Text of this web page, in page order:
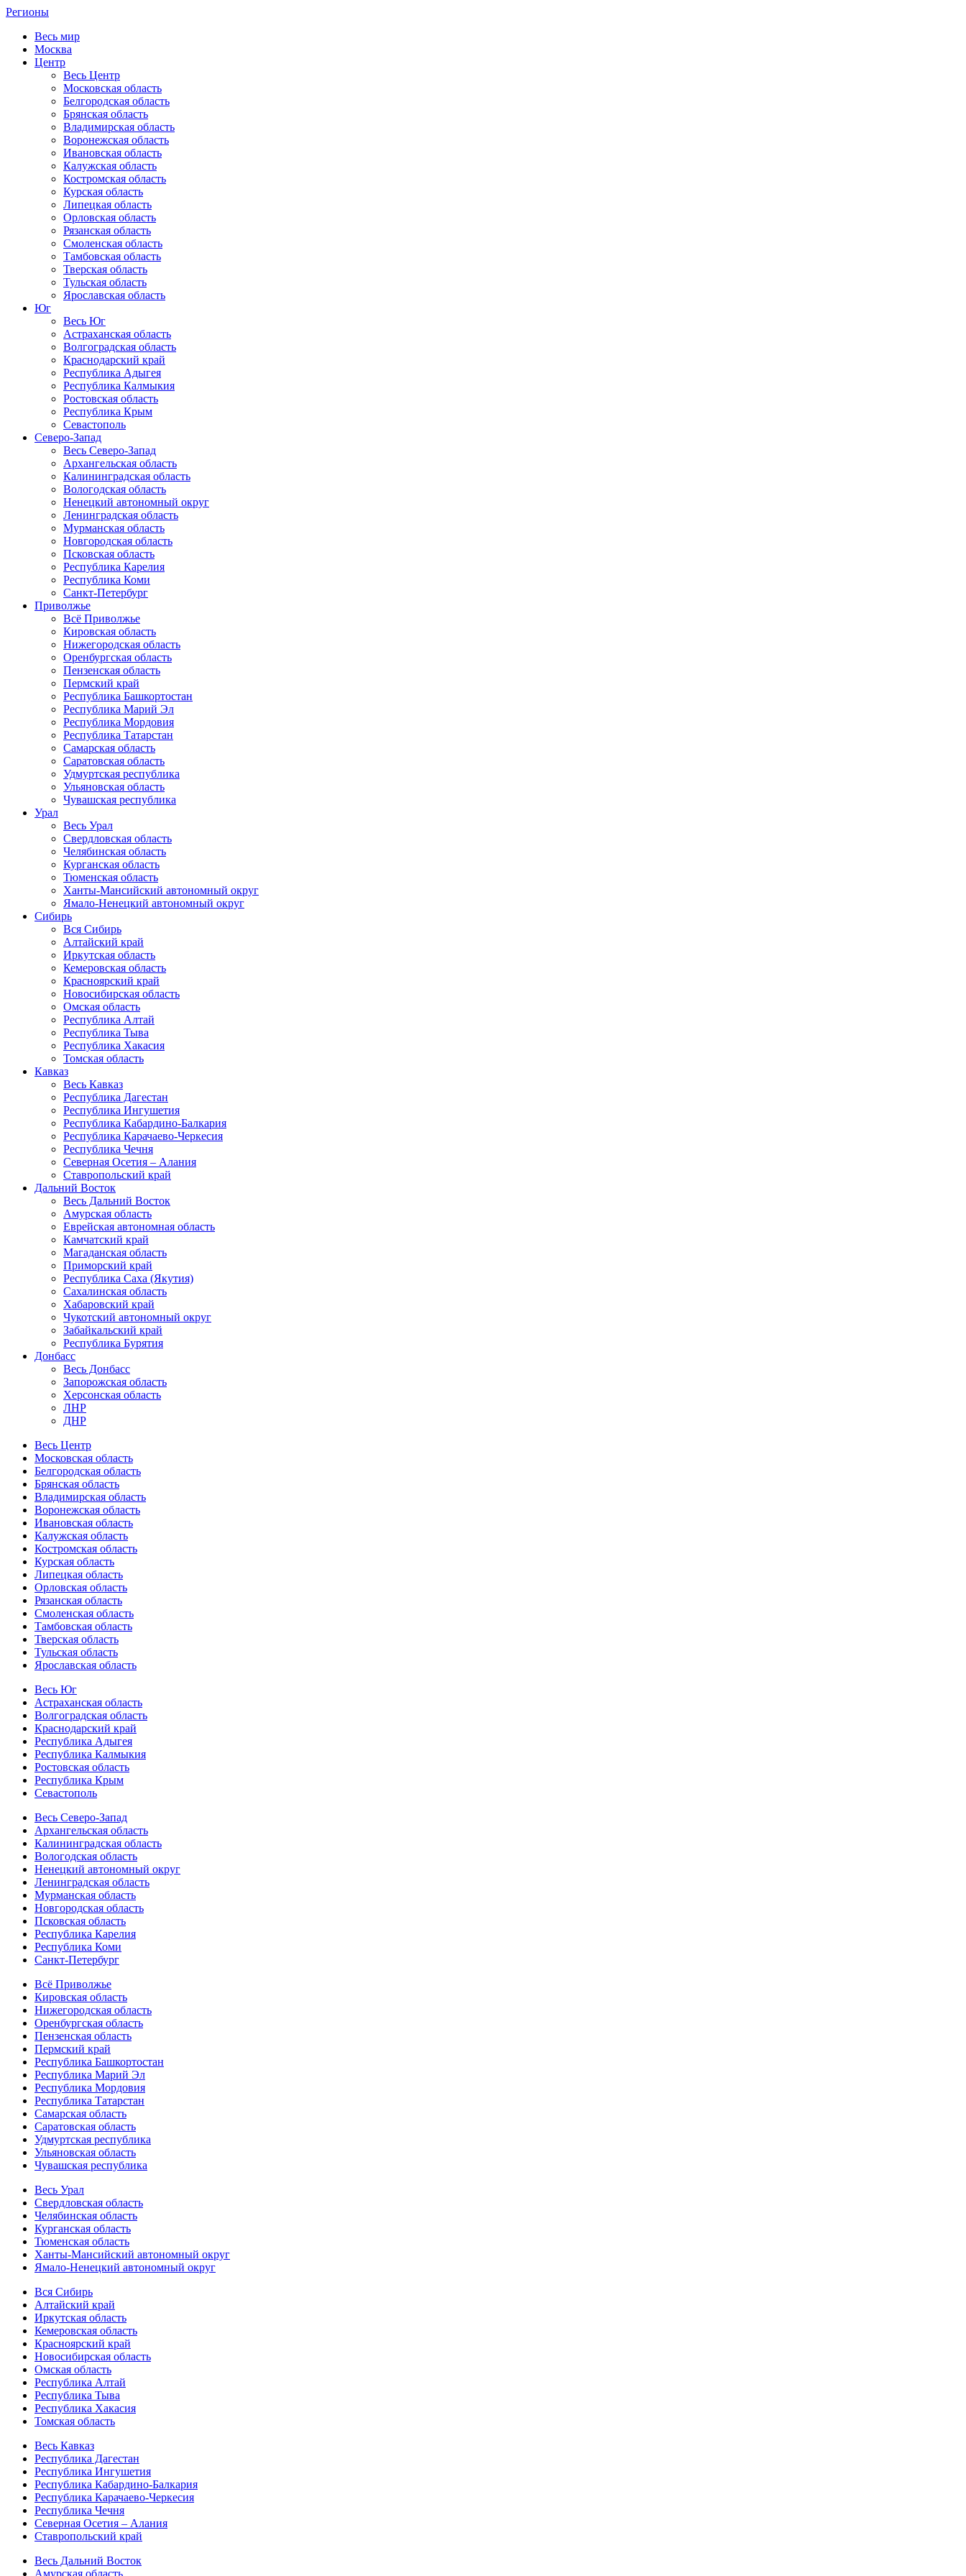
Регионы
Весь мир
Москва
Центр
Весь Центр
Московская область
Белгородская область
Брянская область
Владимирская область
Воронежская область
Ивановская область
Калужская область
Костромская область
Курская область
Липецкая область
Орловская область
Рязанская область
Смоленская область
Тамбовская область
Тверская область
Тульская область
Ярославская область
Юг
Весь Юг
Астраханская область
Волгоградская область
Краснодарский край
Республика Адыгея
Республика Калмыкия
Ростовская область
Республика Крым
Севастополь
Северо-Запад
Весь Северо-Запад
Архангельская область
Калининградская область
Вологодская область
Ненецкий автономный округ
Ленинградская область
Мурманская область
Новгородская область
Псковская область
Республика Карелия
Республика Коми
Санкт-Петербург
Приволжье
Всё Приволжье
Кировская область
Нижегородская область
Оренбургская область
Пензенская область
Пермский край
Республика Башкортостан
Республика Марий Эл
Республика Мордовия
Республика Татарстан
Самарская область
Саратовская область
Удмуртская республика
Ульяновская область
Чувашская республика
Урал
Весь Урал
Свердловская область
Челябинская область
Курганская область
Тюменская область
Ханты-Мансийский автономный округ
Ямало-Ненецкий автономный округ
Сибирь
Вся Сибирь
Алтайский край
Иркутская область
Кемеровская область
Красноярский край
Новосибирская область
Омская область
Республика Алтай
Республика Тыва
Республика Хакасия
Томская область
Кавказ
Весь Кавказ
Республика Дагестан
Республика Ингушетия
Республика Кабардино-Балкария
Республика Карачаево-Черкесия
Республика Чечня
Северная Осетия – Алания
Ставропольский край
Дальний Восток
Весь Дальний Восток
Амурская область
Еврейская автономная область
Камчатский край
Магаданская область
Приморский край
Республика Саха (Якутия)
Сахалинская область
Хабаровский край
Чукотский автономный округ
Забайкальский край
Республика Бурятия
Донбасс
Весь Донбасс
Запорожская область
Херсонская область
ЛНР
ДНР
Весь Центр
Московская область
Белгородская область
Брянская область
Владимирская область
Воронежская область
Ивановская область
Калужская область
Костромская область
Курская область
Липецкая область
Орловская область
Рязанская область
Смоленская область
Тамбовская область
Тверская область
Тульская область
Ярославская область
Весь Юг
Астраханская область
Волгоградская область
Краснодарский край
Республика Адыгея
Республика Калмыкия
Ростовская область
Республика Крым
Севастополь
Весь Северо-Запад
Архангельская область
Калининградская область
Вологодская область
Ненецкий автономный округ
Ленинградская область
Мурманская область
Новгородская область
Псковская область
Республика Карелия
Республика Коми
Санкт-Петербург
Всё Приволжье
Кировская область
Нижегородская область
Оренбургская область
Пензенская область
Пермский край
Республика Башкортостан
Республика Марий Эл
Республика Мордовия
Республика Татарстан
Самарская область
Саратовская область
Удмуртская республика
Ульяновская область
Чувашская республика
Весь Урал
Свердловская область
Челябинская область
Курганская область
Тюменская область
Ханты-Мансийский автономный округ
Ямало-Ненецкий автономный округ
Вся Сибирь
Алтайский край
Иркутская область
Кемеровская область
Красноярский край
Новосибирская область
Омская область
Республика Алтай
Республика Тыва
Республика Хакасия
Томская область
Весь Кавказ
Республика Дагестан
Республика Ингушетия
Республика Кабардино-Балкария
Республика Карачаево-Черкесия
Республика Чечня
Северная Осетия – Алания
Ставропольский край
Весь Дальний Восток
Амурская область